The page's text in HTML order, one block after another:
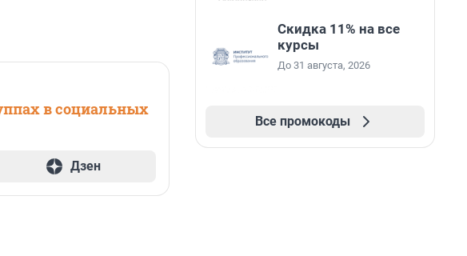
в социальных
Дзен
Скидка 11% на все
курсы
До 31 августа, 2026
Все промокоды